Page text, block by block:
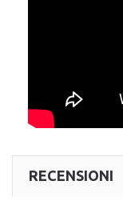
RECENSIONI